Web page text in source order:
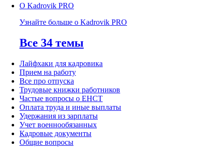
О Kadrovik PRO
Узнайте больше о Kadrovik PRO
Все 34 темы
Лайфхаки для кадровика
Прием на работу
Все про отпуска
Трудовые книжки работников
Частые вопросы о ЕНСТ
Оплата труда и иные выплаты
Удержания из зарплаты
Учет военнообязанных
Кадровые документы
Общие вопросы